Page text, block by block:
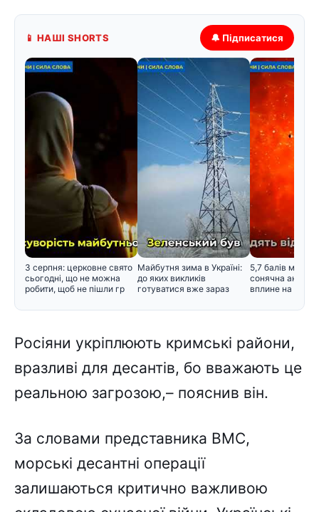
📱 НАШІ SHORTS 🔔 Підписатися
3 серпня: церковне свято
сьогодні, що не можна
робити, щоб не пішли гр
Майбутня зима в Україні:
до яких викликів
готуватися вже зараз
5,7 балів
сонячна
вплине на
Росіяни укріплюють кримські райони,
вразливі для десантів, бо вважають це
реальною загрозою,– пояснив він.
За словами представника ВМС,
морські десантні операції
залишаються критично важливою